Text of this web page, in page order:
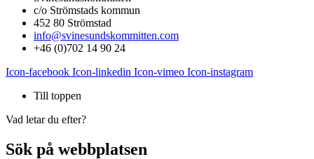
c/o Strömstads kommun
452 80 Strömstad
info@svinesundskommitten.com
+46 (0)702 14 90 24
Icon-facebook Icon-linkedin Icon-vimeo Icon-instagram
Till toppen
Vad letar du efter?
Sök på webbplatsen